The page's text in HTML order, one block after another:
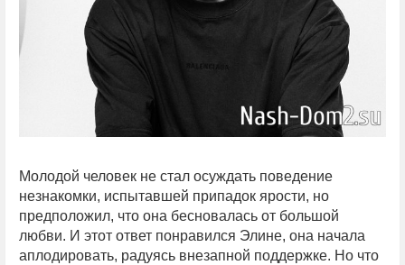
Молодой человек не стал осуждать поведение
незнакомки, испытавшей припадок ярости, но
предположил, что она бесновалась от большой
любви. И этот ответ понравился Элине, она начала
аплодировать, радуясь внезапной поддержке. Но что